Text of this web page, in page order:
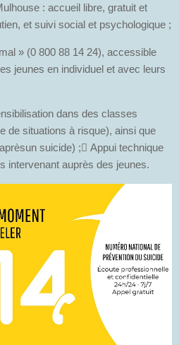
: accueil libre, gratuit et
et suivi social et psychologique ;
» (0 800 88 14 24), accessible
jeunes en individuel et avec leurs
dans des classes
de situations à risque), ainsi que
suicide) ; Appui technique
intervenant auprès des jeunes.